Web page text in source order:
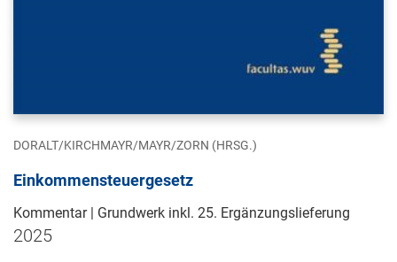
DORALT/KIRCHMAYR/MAYR/ZORN (HRSG.)
Einkommensteuergesetz
Kommentar | Grundwerk inkl. 25. Ergänzungslieferung
2025